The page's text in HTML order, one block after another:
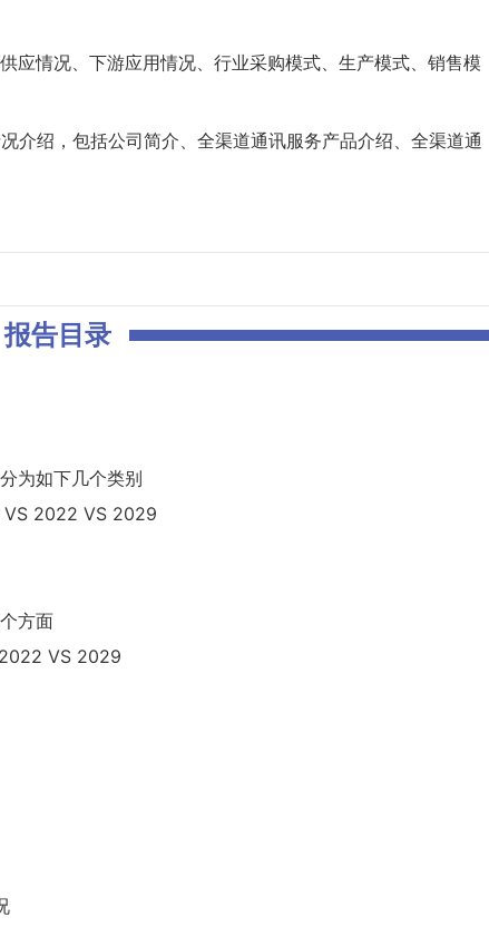
应情况、下游应用情况、行业采购模式、生产模式、销售模
介绍，包括公司简介、全渠道通讯服务产品介绍、全渠道通
报告目录
为如下几个类别
VS 2022 VS 2029
方面
VS 2029